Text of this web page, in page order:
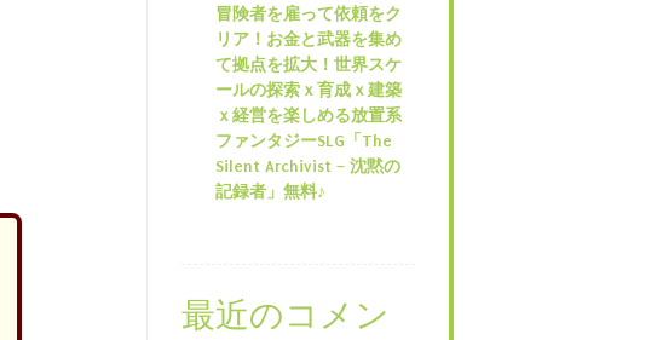
冒険者を雇って依頼をク
リア！お金と武器を集め
て拠点を拡大！世界スケ
ールの探索ｘ育成ｘ建築
ｘ経営を楽しめる放置系
ファンタジーSLG「The
Silent Archivist – 沈黙の
記録者」無料♪
最近のコメン